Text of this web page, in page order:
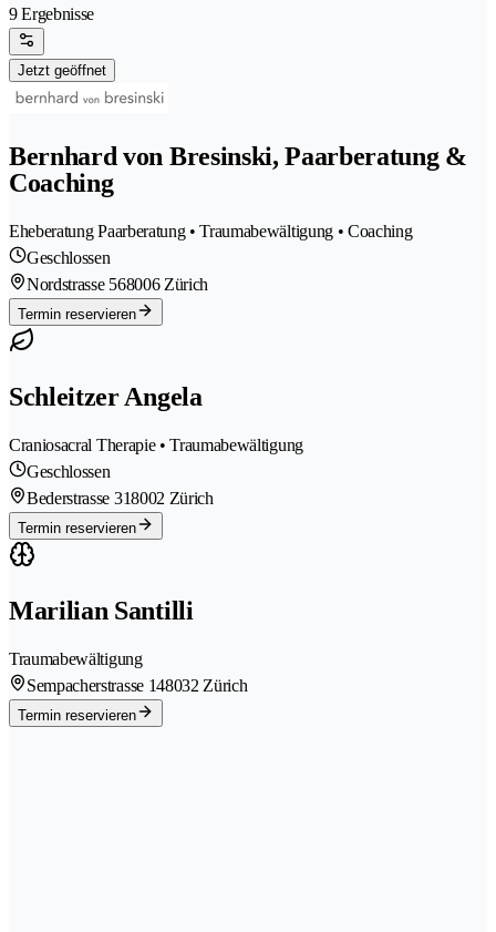
9 Ergebnisse
Jetzt geöffnet
Bernhard von Bresinski, Paarberatung &
Coaching
Eheberatung Paarberatung • Traumabewältigung • Coaching
Geschlossen
Nordstrasse 568006 Zürich
Termin reservieren
Schleitzer Angela
Craniosacral Therapie • Traumabewältigung
Geschlossen
Bederstrasse 318002 Zürich
Termin reservieren
Marilian Santilli
Traumabewältigung
Sempacherstrasse 148032 Zürich
Termin reservieren